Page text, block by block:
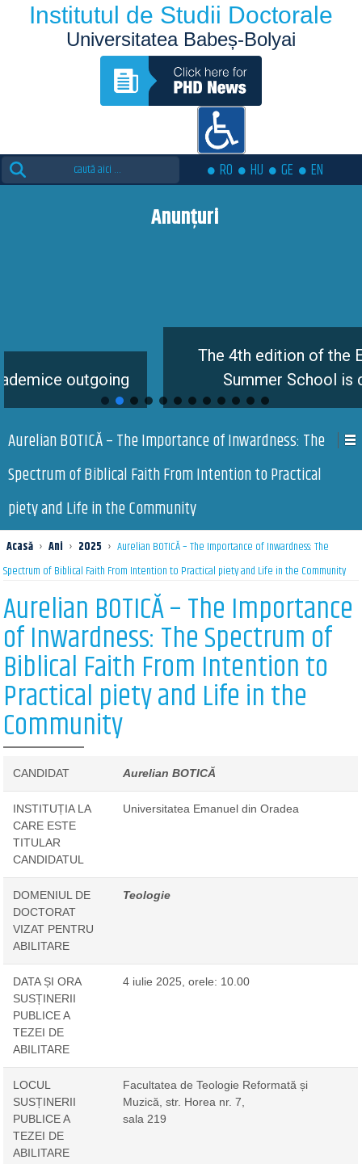
Institutul de Studii Doctorale
Universitatea Babeș-Bolyai
Search
for:
RO HU GE EN
Anunțuri
The 4th edition of the Eutopia
Summer School is coming soon
Aurelian BOTICĂ – The Importance of Inwardness: The
Spectrum of Biblical Faith From Intention to Practical
piety and Life in the Community
Acasă › Ani › 2025 › Aurelian BOTICĂ – The Importance of Inwardness: The
Spectrum of Biblical Faith From Intention to Practical piety and Life in the Community
Aurelian BOTICĂ – The Importance
of Inwardness: The Spectrum of
Biblical Faith From Intention to
Practical piety and Life in the
Community
CANDIDAT Aurelian BOTICĂ
INSTITUȚIA LA
CARE ESTE
TITULAR
CANDIDATUL
Universitatea Emanuel din Oradea
DOMENIUL DE
DOCTORAT
VIZAT PENTRU
ABILITARE
Teologie
DATA ȘI ORA
SUSȚINERII
PUBLICE A
TEZEI DE
ABILITARE
4 iulie 2025, orele: 10.00
LOCUL
SUSȚINERII
PUBLICE A
TEZEI DE
ABILITARE
Facultatea de Teologie Reformată și
Muzică, str. Horea nr. 7,
sala 219